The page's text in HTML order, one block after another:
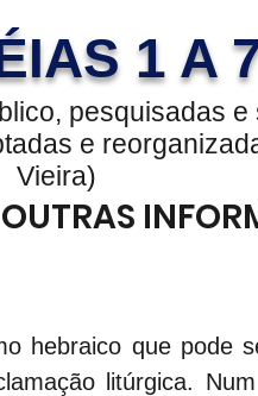
1 A
pesquisadas
e
Vieira)
hebraico que pode
litúrgica.